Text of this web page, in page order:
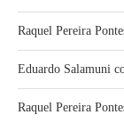
Raquel Pereira
Eduardo Salamuni
Raquel Pereira